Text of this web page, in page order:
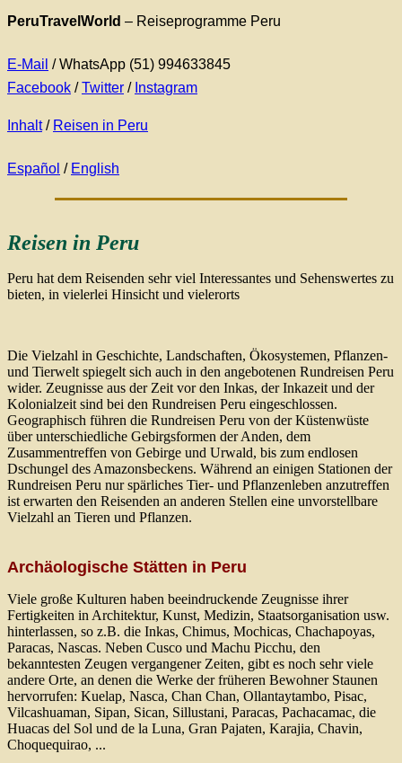
PeruTravelWorld – Reiseprogramme Peru
E-Mail / WhatsApp (51) 994633845
Facebook /Twitter / Instagram
Inhalt/ Reisen in Peru
Español / English
Reisen in Peru
Peru hat dem Reisenden sehr viel Interessantes und Sehenswertes zu
bieten, in vielerlei Hinsicht und vielerorts
Die Vielzahl in Geschichte, Landschaften, Ökosystemen, Pflanzen-
und Tierwelt spiegelt sich auch in den angebotenen Rundreisen Peru
wider. Zeugnisse aus der Zeit vor den Inkas, der Inkazeit und der
Kolonialzeit sind bei den Rundreisen Peru eingeschlossen.
Geographisch führen die Rundreisen Peru von der Küstenwüste
über unterschiedliche Gebirgsformen der Anden, dem
Zusammentreffen von Gebirge und Urwald, bis zum endlosen
Dschungel des Amazonsbeckens. Während an einigen Stationen der
Rundreisen Peru nur spärliches Tier- und Pflanzenleben anzutreffen
ist erwarten den Reisenden an anderen Stellen eine unvorstellbare
Vielzahl an Tieren und Pflanzen.
Archäologische Stätten in Peru
Viele große Kulturen haben beeindruckende Zeugnisse ihrer
Fertigkeiten in Architektur, Kunst, Medizin, Staatsorganisation usw.
hinterlassen, so z.B. die Inkas, Chimus, Mochicas, Chachapoyas,
Paracas, Nascas. Neben Cusco und Machu Picchu, den
bekanntesten Zeugen vergangener Zeiten, gibt es noch sehr viele
andere Orte, an denen die Werke der früheren Bewohner Staunen
hervorrufen: Kuelap, Nasca, Chan Chan, Ollantaytambo, Pisac,
Vilcashuaman, Sipan, Sican, Sillustani, Paracas, Pachacamac, die
Huacas del Sol und de la Luna, Gran Pajaten, Karajia, Chavin,
Choquequirao, ...